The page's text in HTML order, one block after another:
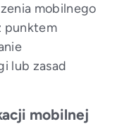
mobilnego
punktem
lub zasad
mobilnej